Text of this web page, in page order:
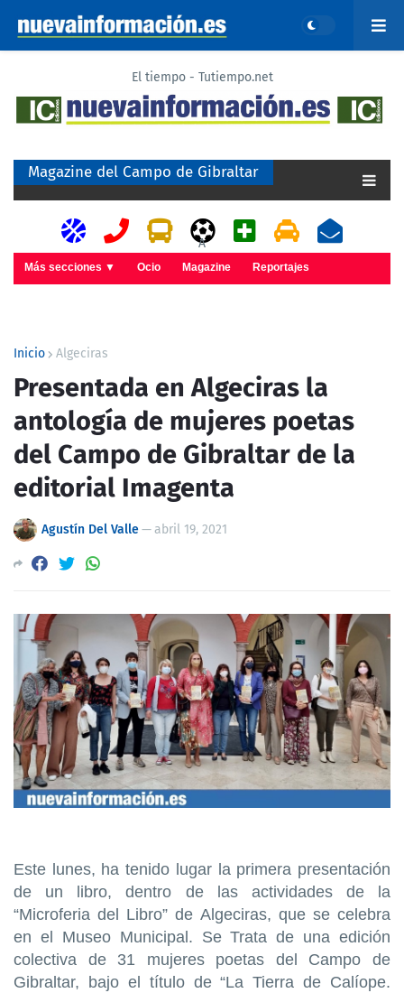
El tiempo - Tutiempo.net
Magazine del Campo de Gibraltar
A
Más secciones ▼ Ocio Magazine Reportajes
Inicio Algeciras
Presentada en Algeciras la
antología de mujeres poetas
del Campo de Gibraltar de la
editorial Imagenta
Agustín Del Valle—abril 19, 2021
Este lunes, ha tenido lugar la primera presentación
de un libro, dentro de las actividades de la
“Microferia del Libro” de Algeciras, que se celebra
en el Museo Municipal. Se Trata de una edición
colectiva de 31 mujeres poetas del Campo de
Gibraltar, bajo el título de “La Tierra de Calíope.